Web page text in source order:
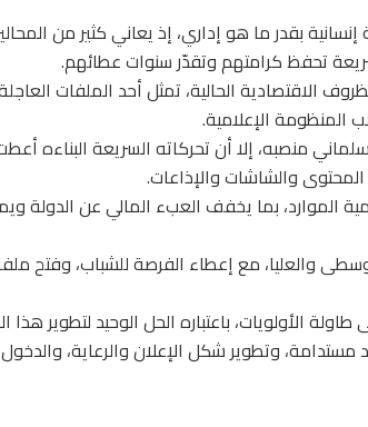
بقدر ما هو إداري، إذ يعاني كثير من
تحفظ كرامتهم وتقدّر سنوات عطائهم.
الاقتصادية الحالية، تمثل أحد الملفات
الإعلامية.
منصبه، إلا أن تحركاته السريعة البناءه
والشاشات والإذاعات.
الموارد، بما يخفف العبء المالي عن الدولة
مع إعطاء الفرصة للشباب، وفتح
الأولويات، باعتباره الحل الوحيد لتطوير
مستدامة، وتطوير شكل الإعلان والرعاية،